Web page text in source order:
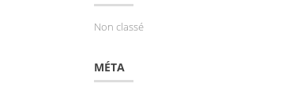
Non classé
MÉTA